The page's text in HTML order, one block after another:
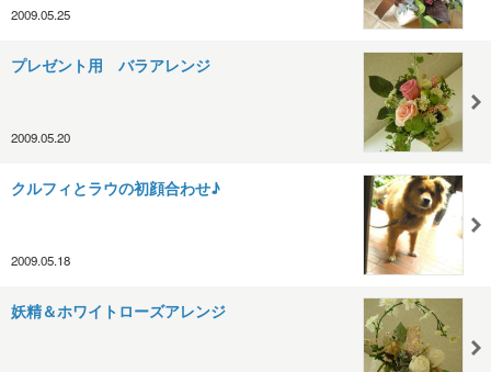
2009.05.25
プレゼント用 バラアレンジ
2009.05.20
クルフィとラウの初顔合わせ♪
2009.05.18
妖精＆ホワイトローズアレンジ